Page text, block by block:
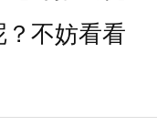
不妨看看